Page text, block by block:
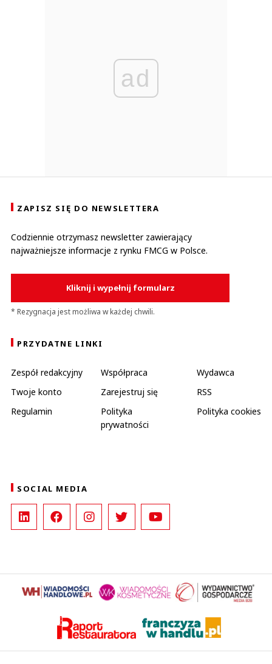
ad
ZAPISZ SIĘ DO NEWSLETTERA
Codziennie otrzymasz newsletter zawierający
najważniejsze informacje z rynku FMCG w Polsce.
Kliknij i wypełnij formularz
* Rezygnacja jest możliwa w każdej chwili.
PRZYDATNE LINKI
Zespół redakcyjny Współpraca
Wydawca
Twoje konto
Zarejestruj się
RSS
Regulamin
Polityka
prywatności
Polityka cookies
SOCIAL MEDIA